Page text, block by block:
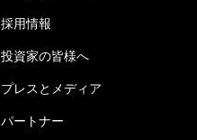
採用情報
投資家の皆様へ
プレスとメディア
パートナー